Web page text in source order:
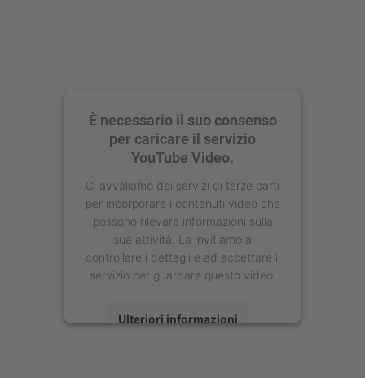
È necessario il suo consenso
per caricare il servizio
YouTube Video.
Ci avvaliamo dei servizi di terze parti
per incorporare i contenuti video che
possono rilevare informazioni sulla
sua attività. La invitiamo a
controllare i dettagli e ad accettare il
servizio per guardare questo video.
Ulteriori informazioni